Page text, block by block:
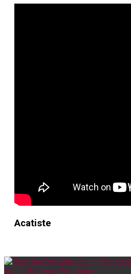
Acatiste
Noi și Biserica Pelerinaje